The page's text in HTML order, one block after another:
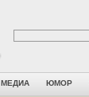
МЕДИА ЮМОР